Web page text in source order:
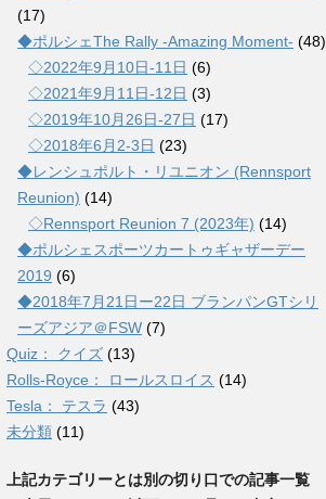
(17)
◆ポルシェThe Rally -Amazing Moment- (48)
◇2022年9月10日-11日 (6)
◇2021年9月11日-12日 (3)
◇2019年10月26日-27日 (17)
◇2018年6月2-3日 (23)
◆レンシュポルト・リユニオン (Rennsport
Reunion) (14)
◇Rennsport Reunion 7 (2023年) (14)
◆ポルシェスポーツカートゥギャザーデー
2019 (6)
◆2018年7月21日ー22日 ブランパンGTシリ
ーズアジア＠FSW (7)
Quiz： クイズ (13)
Rolls-Royce： ロールスロイス (14)
Tesla： テスラ (43)
未分類 (11)
上記カテゴリーとは別の切り口での記事一覧